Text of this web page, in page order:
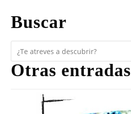
Buscar
Otras entradas